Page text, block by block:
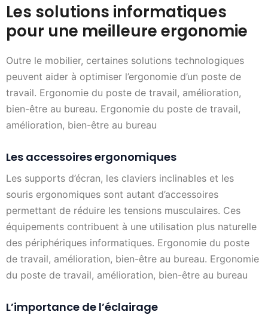
Les solutions informatiques
pour une meilleure ergonomie
Outre le mobilier, certaines solutions technologiques
peuvent aider à optimiser l’ergonomie d’un poste de
travail. Ergonomie du poste de travail, amélioration,
bien-être au bureau. Ergonomie du poste de travail,
amélioration, bien-être au bureau
Les accessoires ergonomiques
Les supports d’écran, les claviers inclinables et les
souris ergonomiques sont autant d’accessoires
permettant de réduire les tensions musculaires. Ces
équipements contribuent à une utilisation plus naturelle
des périphériques informatiques. Ergonomie du poste
de travail, amélioration, bien-être au bureau. Ergonomie
du poste de travail, amélioration, bien-être au bureau
L’importance de l’éclairage